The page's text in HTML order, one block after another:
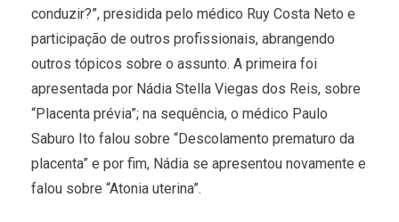
conduzir?”, presidida pelo médico Ruy Costa Neto e
participação de outros profissionais, abrangendo
outros tópicos sobre o assunto. A primeira foi
apresentada por Nádia Stella Viegas dos Reis, sobre
“Placenta prévia”; na sequência, o médico Paulo
Saburo Ito falou sobre “Descolamento prematuro da
placenta” e por fim, Nádia se apresentou novamente e
falou sobre “Atonia uterina”.